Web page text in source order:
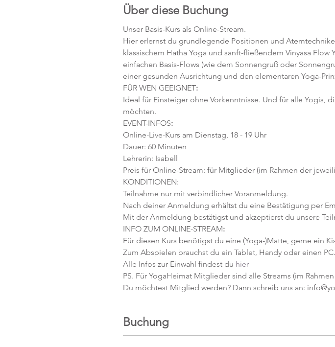
Über diese Buchung
Unser Basis-Kurs als Online-Stream.
Hier erlernst du grundlegende Positionen und
klassischem Hatha Yoga und sanft-fließendem Vinyasa
einfachen Basis-Flows (wie dem Sonnengruß oder
einer gesunden Ausrichtung und den elementaren Yoga-
FÜR WEN GEEIGNET:
Ideal für Einsteiger ohne Vorkenntnisse. Und für alle Yogis,
möchten.
EVENT-INFOS:
Online-Live-Kurs am Dienstag, 18 - 19 Uhr
Dauer: 60 Minuten
Lehrerin: Isabell
Preis für Online-Stream: für Mitglieder (im Rahmen der
KONDITIONEN:
Teilnahme nur mit verbindlicher Voranmeldung.
Nach deiner Anmeldung erhältst du eine Bestätigung per
Mit der Anmeldung bestätigst und akzeptierst du unsere
INFO ZUM ONLINE-STREAM:
Für diesen Kurs benötigst du eine (Yoga-)Matte, gerne ein
Zum Abspielen brauchst du ein Tablet, Handy oder einen PC.
Alle Infos zur Einwahl findest du hier
PS. Für YogaHeimat Mitglieder sind alle Streams (im
Du möchtest Mitglied werden? Dann schreib uns an:
Buchung